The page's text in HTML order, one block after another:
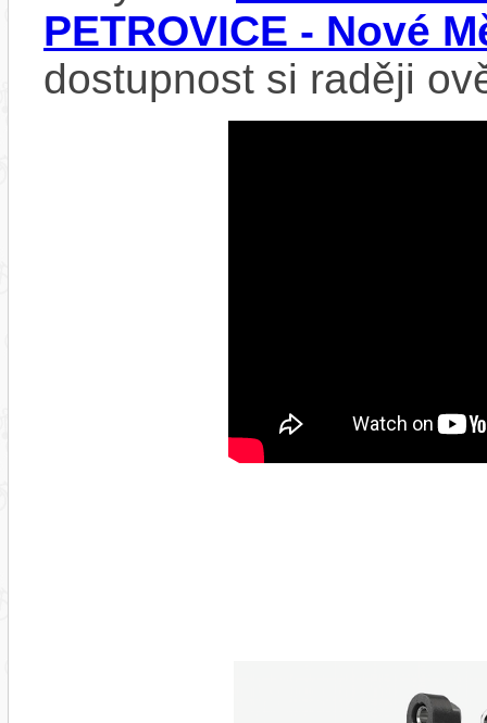
PETROVICE - Nové
dostupnost si raději